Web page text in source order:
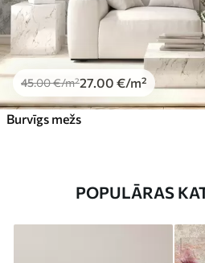
45.00€/m²27 .00 €/m²
Burvīgs mežs
POPULĀRAS